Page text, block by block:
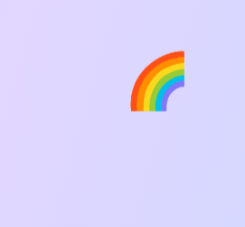
🌈